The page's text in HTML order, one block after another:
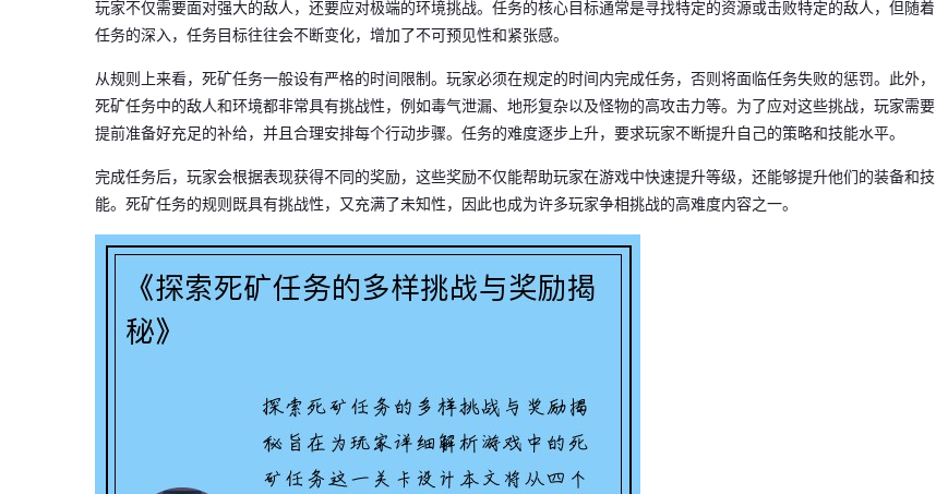
玩家不仅需要面对强大的敌人，还要应对极端的环境挑战。任务的核心目标通常是寻找特定的资源或击败特定的敌人，但随着
任务的深入，任务目标往往会不断变化，增加了不可预见性和紧张感。
从规则上来看，死矿任务一般设有严格的时间限制。玩家必须在规定的时间内完成任务，否则将面临任务失败的惩罚。此外，
死矿任务中的敌人和环境都非常具有挑战性，例如毒气泄漏、地形复杂以及怪物的高攻击力等。为了应对这些挑战，玩家需要
提前准备好充足的补给，并且合理安排每个行动步骤。任务的难度逐步上升，要求玩家不断提升自己的策略和技能水平。
完成任务后，玩家会根据表现获得不同的奖励，这些奖励不仅能帮助玩家在游戏中快速提升等级，还能够提升他们的装备和技
能。死矿任务的规则既具有挑战性，又充满了未知性，因此也成为许多玩家争相挑战的高难度内容之一。